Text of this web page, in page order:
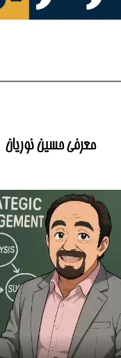
معرفی حسین نوریان